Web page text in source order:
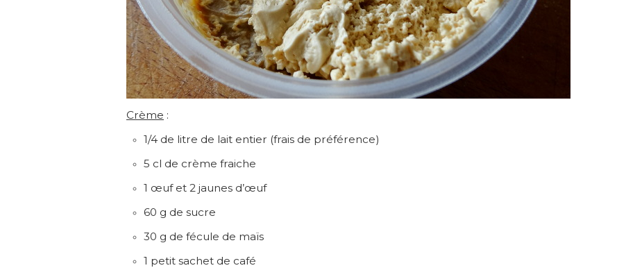
Crème :
1/4 de litre de lait entier (frais de préférence)
5 cl de crème fraiche
1 œuf et 2 jaunes d’œuf
60 g de sucre
30 g de fécule de maïs
1 petit sachet de café